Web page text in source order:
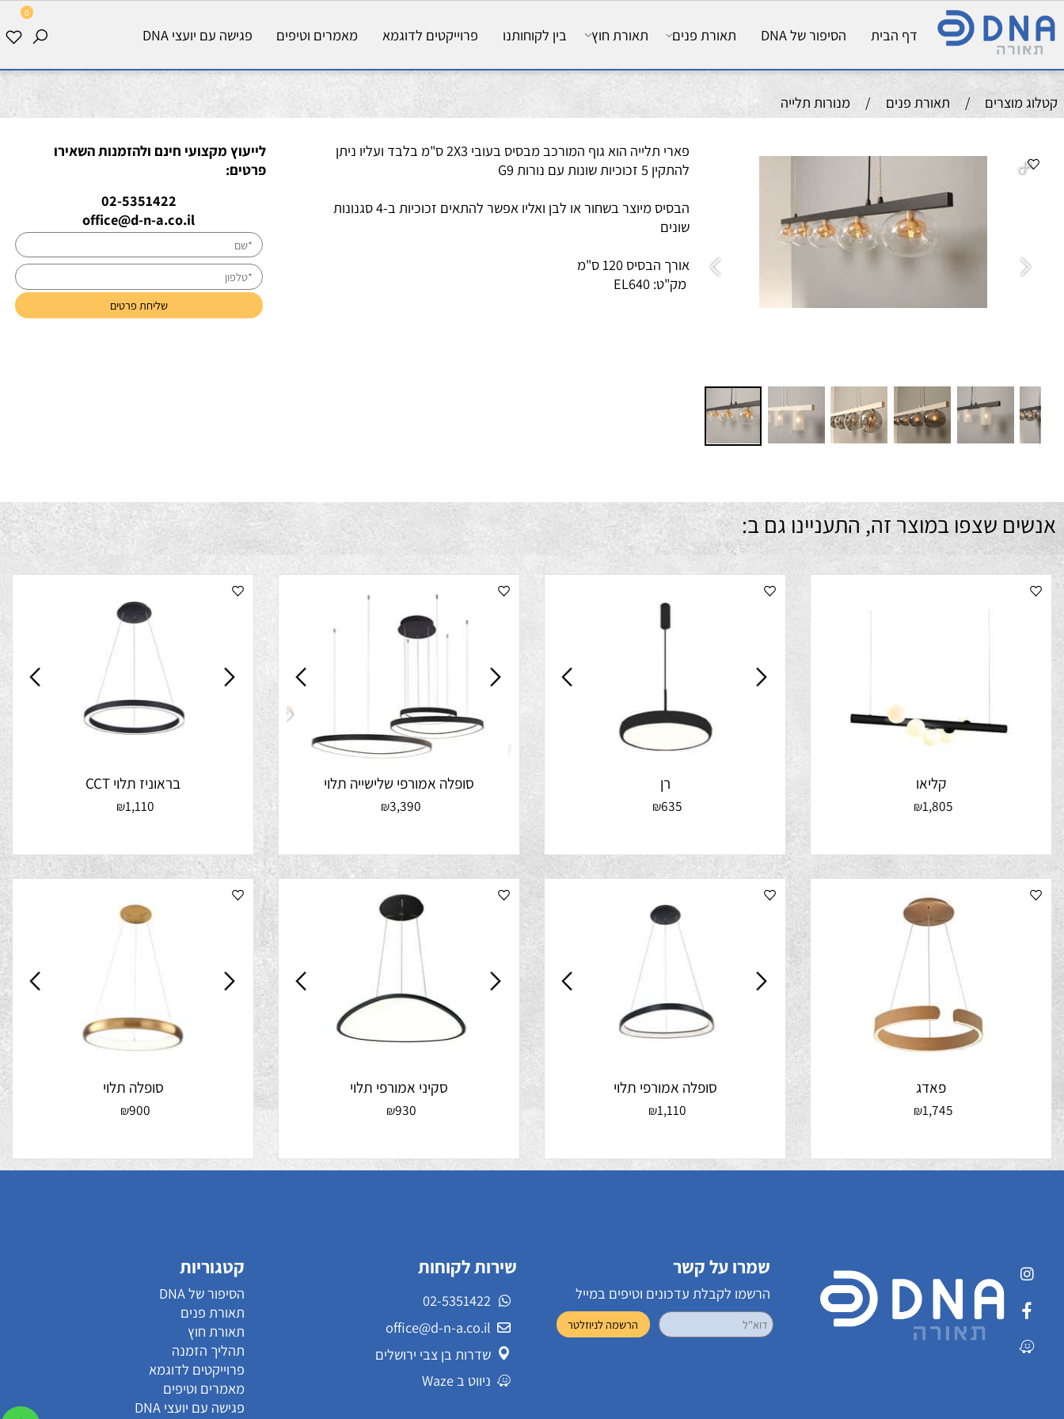
0
דף הבית הסיפור של DNA תאורת פנים תאורת חוץ בין לקוחותנו פרוייקטים לדוגמא מאמרים וטיפים פגישה עם יועצי DNA
/ תאורת פנים / מנורות תלייה
פארי תלייה הוא גוף המורכב מבסיס בעובי 2X3 ס"מ בלבד ועליו ניתן
להתקין 5 זכוכיות שונות עם נורות G9
הבסיס מיוצר בשחור או לבן ואליו אפשר להתאים זכוכיות ב-4 סגנונות
שונים
אורך הבסיס 120 ס"מ
מק"ט: EL640
לייעוץ מקצועי חינם ולהזמנות השאירו
פרטים:
02-5351422
office@d-n-a.co.il
שצפו במוצר זה, התעניינו גם ב:
סופלה אמורפי שלישייה תלוי בראוניז תלוי CCT
₪1,745
₪1,110
₪930
₪900
שמרו על קשר שירות לקוחות
02-5351422
office@d-n-a.co.il
קטגוריות
הסיפור של DNA
תאורת פנים
תאורת חוץ
תהליך הזמנה